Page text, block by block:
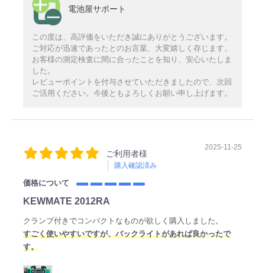
電池屋サポート
この度は、高評価をいただき誠にありがとうございます。
ご対応が迅速であったとのお言葉、大変嬉しく存じます。
お客様の測定検査に間に合ったことを知り、安心いたしま
した。
レビューポイントを付与させていただきましたので、次回
ご活用ください。今後ともよろしくお願い申し上げます。
ご利用者様
購入確認済み
2025-11-25
価格について
KEWMATE 2012RA
クランプ付きでコンパクトなものが欲しく購入しました。
すごく使いやすいですが、バックライトがあれば良かったで
す。